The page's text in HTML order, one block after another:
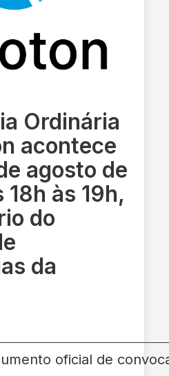
Ordinária
acontece
agosto de
às 19h,
do
da
oficial de